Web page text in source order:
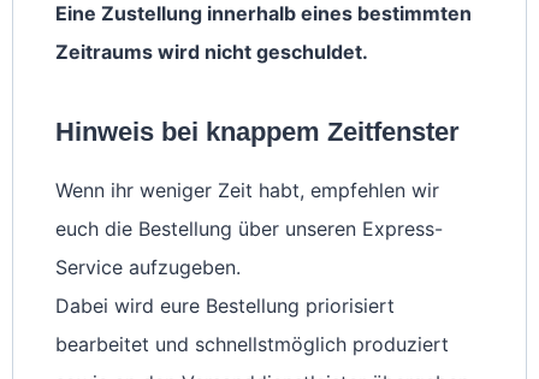
Eine Zustellung innerhalb eines bestimmten
Zeitraums wird nicht geschuldet.
Hinweis bei knappem Zeitfenster
Wenn ihr weniger Zeit habt, empfehlen wir
euch die Bestellung über unseren Express-
Service aufzugeben.
Dabei wird eure Bestellung priorisiert
bearbeitet und schnellstmöglich produziert